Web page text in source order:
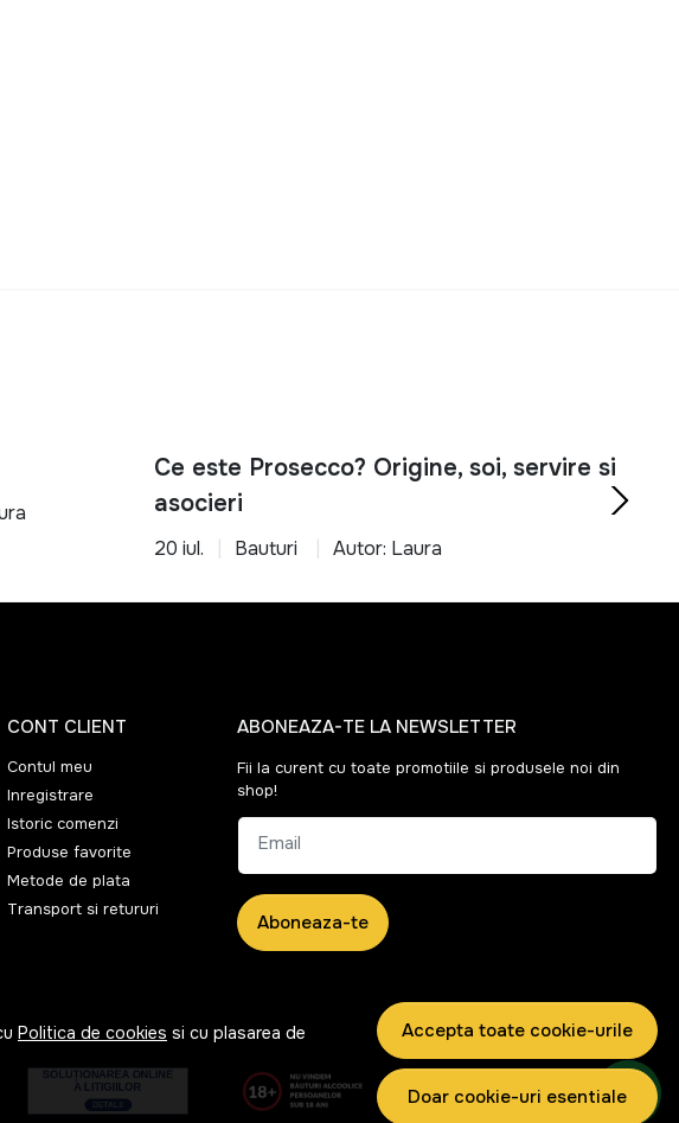
Politica de cookies si cu plasarea de
Accepta toate cookie-urile
Doar cookie-uri esentiale
Ce este Prosecco? Origine, soi, servire si
asocieri
20 iul. Bauturi Autor: Laura
CONT CLIENT
Contul meu
Inregistrare
Istoric comenzi
Produse favorite
Metode de plata
Transport si retururi
ABONEAZA-TE LA NEWSLETTER
Fii la curent cu toate promotiile si produsele noi din
shop!
Email
Aboneaza-te